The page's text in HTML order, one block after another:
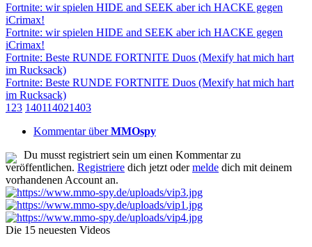
Fortnite: wir spielen HIDE and SEEK aber ich HACKE gegen
iCrimax!
Fortnite: wir spielen HIDE and SEEK aber ich HACKE gegen
iCrimax!
Fortnite: Beste RUNDE FORTNITE Duos (Mexify hat mich hart
im Rucksack)
Fortnite: Beste RUNDE FORTNITE Duos (Mexify hat mich hart
im Rucksack)
1 23 140114021403
Kommentar überMMOspy
Du musst registriert sein um einen Kommentar zu
veröffentlichen. Registriere dich jetzt odermelde dich mit deinem
vorhandenen Account an.
Die 15 neuesten Videos